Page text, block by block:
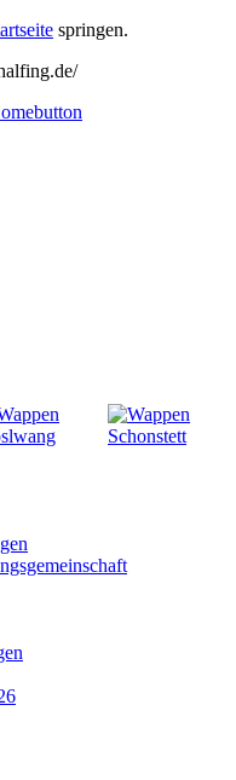
springen.